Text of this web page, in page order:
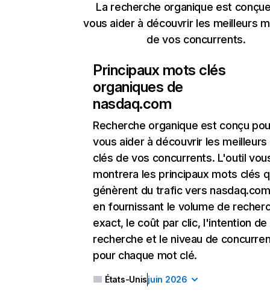
La recherche organique est
vous aider à découvrir les meilleurs
de vos concurrents.
Principaux mots clés
organiques de
nasdaq.com
Recherche organique est conçu
vous aider à découvrir les
clés de vos concurrents. L'outil
montrera les principaux mots clés
génèrent du trafic vers
en fournissant le volume de
exact, le coût par clic, l'intention de
recherche et le niveau de
pour chaque mot clé.
États-Unisjuin 2026